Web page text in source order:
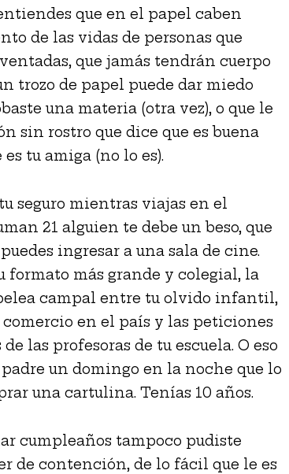
que en el papel caben
de las vidas de personas que
que jamás tendrán cuerpo
trozo de papel puede dar miedo
una materia (otra vez), o que le
sin rostro que dice que es buena
tu amiga (no lo es).
seguro mientras viajas en el
21 alguien te debe un beso, que
ingresar a una sala de cine.
formato más grande y colegial, la
campal entre tu olvido infantil,
en el país y las peticiones
las profesoras de tu escuela. O eso
un domingo en la noche que lo
una cartulina. Tenías 10 años.
cumpleaños tampoco pudiste
de contención, de lo fácil que le es